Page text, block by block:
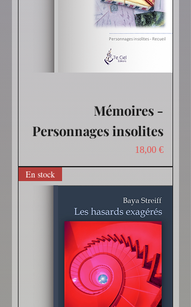
Mémoires -
Personnages insolites
Prix
18,00 €
En stock